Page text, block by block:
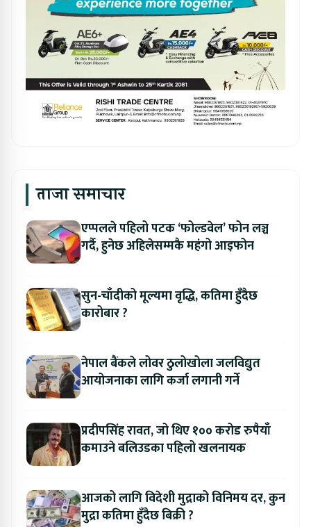
ताजा समाचार
एप्पलले पहिलो पटक ‘फोल्डवेल’ फोन लञ्च
गर्दै, हुनेछ अहिलेसम्मकै महंगो आइफोन
सुन-चाँदीको मूल्यमा वृद्धि, कतिमा हुँदैछ
कारोबार ?
नेपाल बैंकले लोवर ठुलोखोला जलविद्युत
आयोजनाका लागि कर्जा लगानी गर्ने
प्रदीपसिंह रावत, जो थिए १०० करोड रुपैयाँ
कमाउने बलिउडका पहिलो खलनायक
आजको लागि विदेशी मुद्राको विनिमय दर, कुन
मुद्रा कतिमा हुँदैछ बिक्री ?